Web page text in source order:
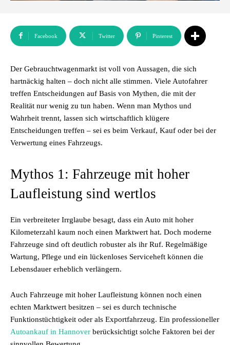
Facebook Twitter Pinterest
Der Gebrauchtwagenmarkt ist voll von Aussagen, die sich
hartnäckig halten – doch nicht alle stimmen. Viele Autofahrer
treffen Entscheidungen auf Basis von Mythen, die mit der
Realität nur wenig zu tun haben. Wenn man Mythos und
Wahrheit trennt, lassen sich wirtschaftlich klügere
Entscheidungen treffen – sei es beim Verkauf, Kauf oder bei der
Verwertung eines Fahrzeugs.
Mythos 1: Fahrzeuge mit hoher
Laufleistung sind wertlos
Ein verbreiteter Irrglaube besagt, dass ein Auto mit hoher
Kilometerzahl kaum noch einen Marktwert hat. Doch moderne
Fahrzeuge sind oft deutlich robuster als ihr Ruf. Regelmäßige
Wartung, Pflege und ein lückenloses Serviceheft können die
Lebensdauer erheblich verlängern.
Auch Fahrzeuge mit hoher Laufleistung können noch einen
echten Marktwert besitzen – sei es durch technische
Funktionstüchtigkeit oder als Exportfahrzeug. Ein professioneller
Autoankauf in Hannover berücksichtigt solche Faktoren bei der